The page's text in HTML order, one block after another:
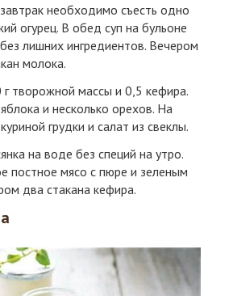
необходимо съесть одно
огурец. В обед суп на бульоне
лишних ингредиентов. Вечером
молока.
г творожной массы и 0,5 кефира.
и несколько орехов. На
грудки и салат из свеклы.
на воде без специй на утро.
постное мясо с пюре и зеленым
два стакана кефира.